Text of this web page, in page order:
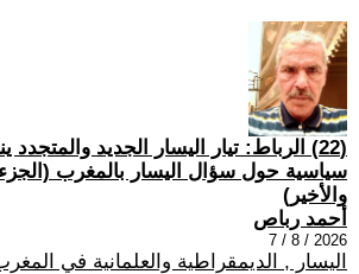
(22) الرباط: تيار اليسار الجديد والمتجدد
سياسية حول سؤال اليسار بالمغرب
والأخير)
أحمد رباص
2026 / 8 / 7
اليسار , الديمقراطية والعلمانية في